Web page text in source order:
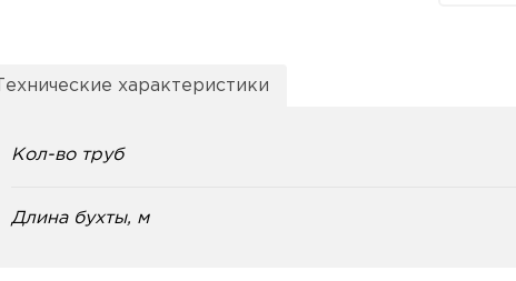
Технические характеристики
Кол-во труб
Длина бухты, м